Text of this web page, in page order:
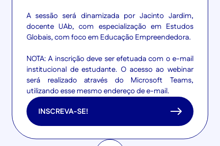
A sessão será dinamizada por Jacinto Jardim,
docente UAb, com especialização em Estudos
Globais, com foco em Educação Empreendedora.
NOTA: A inscrição deve ser efetuada com o e-mail
institucional de estudante. O acesso ao webinar
será realizado através do Microsoft Teams,
utilizando esse mesmo endereço de e-mail.
INSCREVA-SE!